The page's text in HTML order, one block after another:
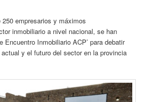
empresarios y máximos
inmobiliario a nivel nacional, se han
Encuentro Inmobiliario ACP’ para debatir
y el futuro del sector en la provincia